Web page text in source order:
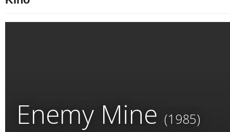
Enemy Mine (1985)